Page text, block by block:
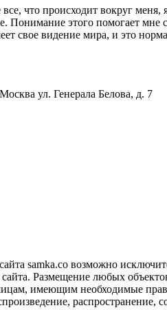
что происходит вокруг
Понимание этого помогает
свое видение мира, и это
ул. Генерала Белова, д. 7
samka.co возможно
Размещение любых
имеющим необходимые